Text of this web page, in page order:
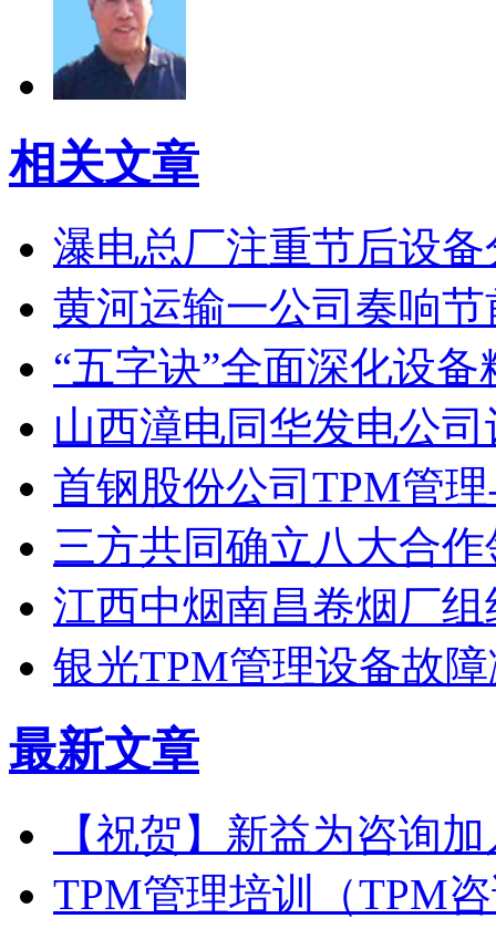
相关文章
瀑电总厂注重节后设
黄河运输一公司奏响
“五字诀”全面深化设备
山西漳电同华发电公
首钢股份公司TPM管
三方共同确立八大合
江西中烟南昌卷烟厂
银光TPM管理设备故
最新文章
【祝贺】新益为咨询
TPM管理培训（TPM